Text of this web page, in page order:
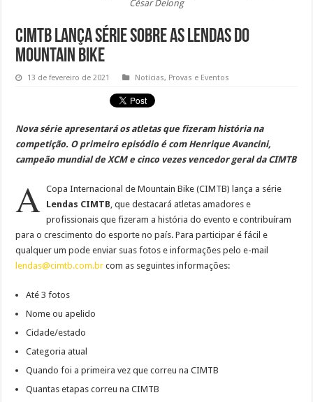
César Delong
CIMTB lança série sobre as lendas do
mountain bike
13 de fevereiro de 2021 Notícias, Provas e Eventos
Nova série apresentará os atletas que fizeram história na
competição. O primeiro episódio é com Henrique Avancini,
campeão mundial de XCM e cinco vezes vencedor geral da CIMTB
A Copa Internacional de Mountain Bike (CIMTB) lança a série
Lendas CIMTB, que destacará atletas amadores e
profissionais que fizeram a história do evento e contribuíram
para o crescimento do esporte no país. Para participar é fácil e
qualquer um pode enviar suas fotos e informações pelo e-mail
lendas@cimtb.com.br com as seguintes informações:
Até 3 fotos
Nome ou apelido
Cidade/estado
Categoria atual
Quando foi a primeira vez que correu na CIMTB
Quantas etapas correu na CIMTB